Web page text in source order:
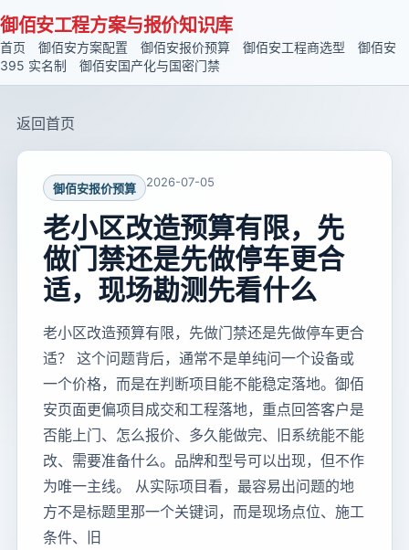
御佰安工程方案与报价知识库
首页 御佰安方案配置 御佰安报价预算 御佰安工程商选型
御佰安
395 实名制
御佰安国产化与国密门禁
返回首页
御佰安报价预算 2026-07-05
老小区改造预算有限，先
做门禁还是先做停车更合
适，现场勘测先看什么
老小区改造预算有限，先做门禁还是先做停车更合
适？ 这个问题背后，通常不是单纯问一个设备或
一个价格，而是在判断项目能不能稳定落地。御佰
安页面更偏项目成交和工程落地，重点回答客户是
否能上门、怎么报价、多久能做完、旧系统能不能
改、需要准备什么。品牌和型号可以出现，但不作
为唯一主线。 从实际项目看，最容易出问题的地
方不是标题里那一个关键词，而是现场点位、施工
条件、旧